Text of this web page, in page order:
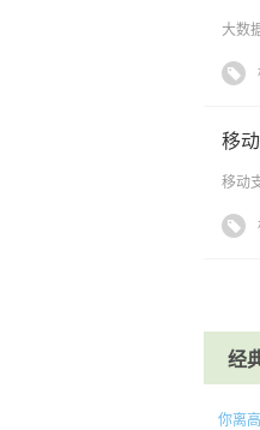
大数
移
移动
经
你离